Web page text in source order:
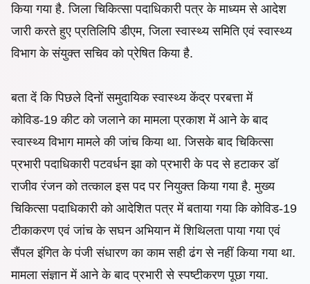
किया गया है. जिला चिकित्सा पदाधिकारी पत्र के माध्यम से आदेश
जारी करते हुए प्रतिलिपि डीएम, जिला स्वास्थ्य समिति एवं स्वास्थ्य
विभाग के संयुक्त सचिव को प्रेषित किया है.
बता दें कि पिछले दिनों समुदायिक स्वास्थ्य केंद्र परबत्ता में
कोविड-19 कीट को जलाने का मामला प्रकाश में आने के बाद
स्वास्थ्य विभाग मामले की जांच किया था. जिसके बाद चिकित्सा
प्रभारी पदाधिकारी पटवर्धन झा को प्रभारी के पद से हटाकर डॉ
राजीव रंजन को तत्काल इस पद पर नियुक्त किया गया है. मुख्य
चिकित्सा पदाधिकारी को आदेशित पत्र में बताया गया कि कोविड-19
टीकाकरण एवं जांच के सघन अभियान में शिथिलता पाया गया एवं
सैंपल इंगित के पंजी संधारण का काम सही ढंग से नहीं किया गया था.
मामला संज्ञान में आने के बाद प्रभारी से स्पष्टीकरण पूछा गया.